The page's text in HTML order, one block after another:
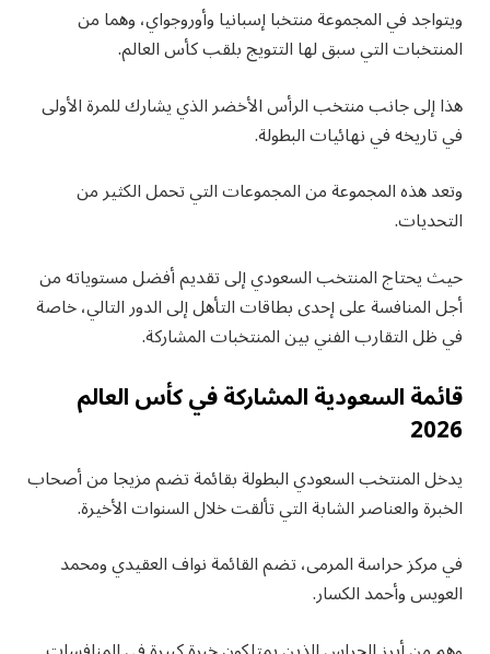
ويتواجد في المجموعة منتخبا إسبانيا وأوروجواي، وهما من
المنتخبات التي سبق لها التتويج بلقب كأس العالم.
هذا إلى جانب منتخب الرأس الأخضر الذي يشارك للمرة الأولى
في تاريخه في نهائيات البطولة.
وتعد هذه المجموعة من المجموعات التي تحمل الكثير من
التحديات.
حيث يحتاج المنتخب السعودي إلى تقديم أفضل مستوياته من
أجل المنافسة على إحدى بطاقات التأهل إلى الدور التالي، خاصة
في ظل التقارب الفني بين المنتخبات المشاركة.
قائمة السعودية المشاركة في كأس العالم
2026
يدخل المنتخب السعودي البطولة بقائمة تضم مزيجا من أصحاب
الخبرة والعناصر الشابة التي تألقت خلال السنوات الأخيرة.
في مركز حراسة المرمى، تضم القائمة نواف العقيدي ومحمد
العويس وأحمد الكسار.